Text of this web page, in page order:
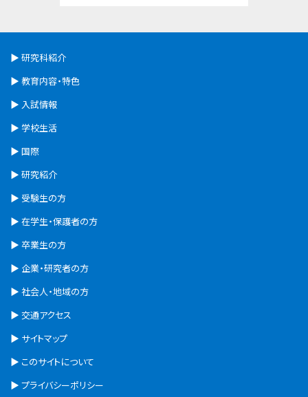
研究科紹介
教育内容・特色
入試情報
学校生活
国際
研究紹介
受験生の方
在学生・保護者の方
卒業生の方
企業・研究者の方
社会人・地域の方
交通アクセス
サイトマップ
このサイトについて
プライバシーポリシー